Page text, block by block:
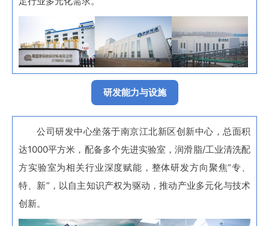
研发能力与设施
公司研发中心坐落于南京江北新区创新中心，总面积
达1000平方米，配备多个先进实验室，润滑脂/工业清洗配
方实验室为相关行业深度赋能，整体研发方向聚焦“专、
特、新”，以自主知识产权为驱动，推动产业多元化与技术
创新。